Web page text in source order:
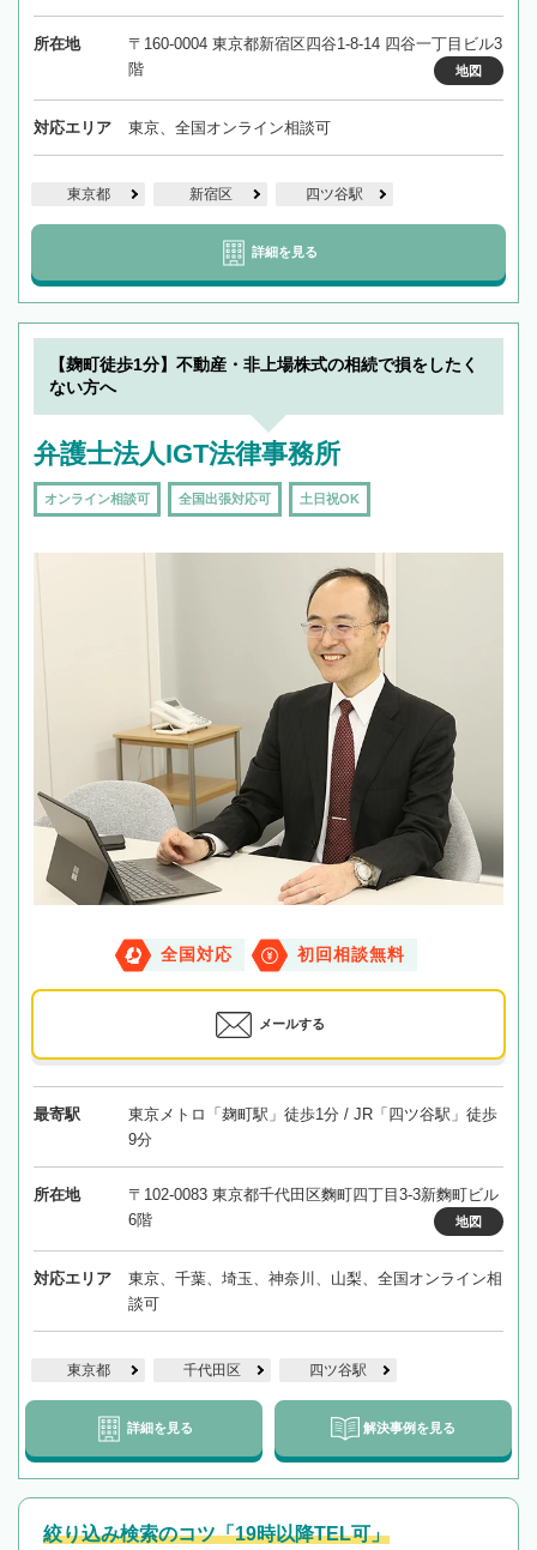
所在地
〒160-0004 東京都新宿区四谷1-8-14 四谷一丁目ビル3
階
地図
対応エリア 東京、全国オンライン相談可
東京都 新宿区 四ツ谷駅
詳細を見る
【麹町徒歩1分】不動産・非上場株式の相続で損をしたく
ない方へ
弁護士法人IGT法律事務所
オンライン相談可 全国出張対応可 土日祝OK
全国対応 初回相談無料
メールする
最寄駅
東京メトロ「麹町駅」徒歩1分 / JR「四ツ谷駅」徒歩
9分
所在地
〒102-0083 東京都千代田区麴町四丁目3-3新麴町ビル
6階
地図
対応エリア
東京、千葉、埼玉、神奈川、山梨、全国オンライン相
談可
東京都 千代田区 四ツ谷駅
詳細を見る 解決事例を見る
絞り込み検索のコツ「19時以降TEL可」